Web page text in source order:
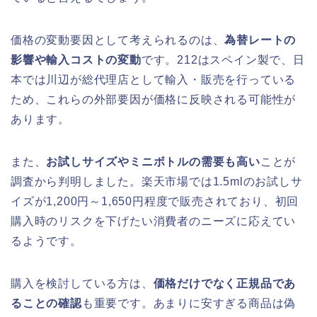
価格の変動要因として考えられるのは、為替レートの
影響や輸入コストの変動です。212はスペイン製で、日
本では川辺が総代理店として輸入・販売を行っている
ため、これらの外部要因が価格に反映される可能性が
あります。
また、 お試しサイズやミニボトルの需要も高いことが
調査から判明しました。楽天市場では1.5mlのお試しサ
イズが1,200円～1,650円程度で販売されており、初回
購入時のリスクを下げたい消費者のニーズに応えてい
るようです。
購入を検討している方は、 価格だけでなく正規品であ
ることの確認 も重要です。あまりに安すぎる商品は偽